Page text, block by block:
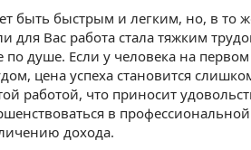
быть быстрым и легким, но, в то
для Вас работа стала тяжким
по душе. Если у человека на
цена успеха становится
работой, что приносит
в
дохода.